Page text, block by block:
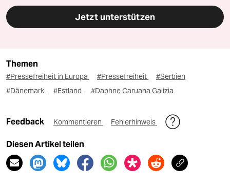
Jetzt unterstützen
Themen
#Pressefreiheit in Europa #Pressefreiheit
#Serbien
#Dänemark
#Estland #Daphne Caruana Galizia
Feedback Kommentieren Fehlerhinweis
Diesen Artikel teilen